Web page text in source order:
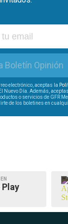
Boletín Opinión
electrónico, aceptas la
Nuevo Día. Además,
o servicios de GFR
de los boletines en